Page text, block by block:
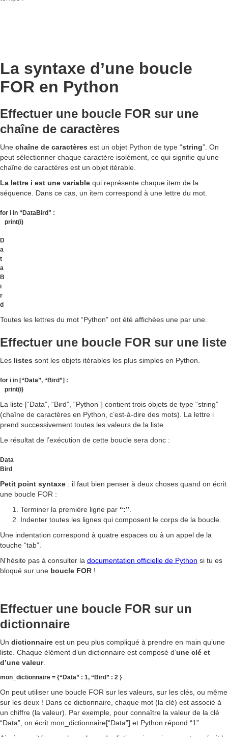
La syntaxe d’une boucle
FOR en Python
Effectuer une boucle FOR sur une
chaîne de caractères
Une chaîne de caractères est un objet Python de type “string”. On
peut sélectionner chaque caractère isolément, ce qui signifie qu’une
chaîne de caractères est un objet itérable.
La lettre i est une variable qui représente chaque item de la
séquence. Dans ce cas, un item correspond à une lettre du mot.
for i in “DataBird” :
print(i)
D
a
t
a
B
i
r
d
Toutes les lettres du mot “Python” ont été affichées une par une.
Effectuer une boucle FOR sur une liste
Les listes sont les objets itérables les plus simples en Python.
for i in [“Data”, “Bird”] :
print(i)
La liste [“Data”, “Bird”, “Python”] contient trois objets de type “string”
(chaîne de caractères en Python, c’est-à-dire des mots). La lettre i
prend successivement toutes les valeurs de la liste.
Le résultat de l’exécution de cette boucle sera donc :
Data
Bird
Petit point syntaxe : il faut bien penser à deux choses quand on écrit
une boucle FOR :
Terminer la première ligne par “:”
Indenter toutes les lignes qui composent le corps de la boucle.
Une indentation correspond à quatre espaces ou à un appel de la
touche “tab”.
N’hésite pas à consulter la documentation officielle de Python si tu es
bloqué sur une boucle FOR !
Effectuer une boucle FOR sur un
dictionnaire
Un dictionnaire est un peu plus compliqué à prendre en main qu’une
liste. Chaque élément d’un dictionnaire est composé d’une clé et
d’une valeur.
mon_dictionnaire = {“Data” : 1, “Bird” : 2 }
On peut utiliser une boucle FOR sur les valeurs, sur les clés, ou même
sur les deux ! Dans ce dictionnaire, chaque mot (la clé) est associé à
un chiffre (la valeur). Par exemple, pour connaître la valeur de la clé
“Data”, on écrit mon_dictionnaire[“Data”] et Python répond “1”.